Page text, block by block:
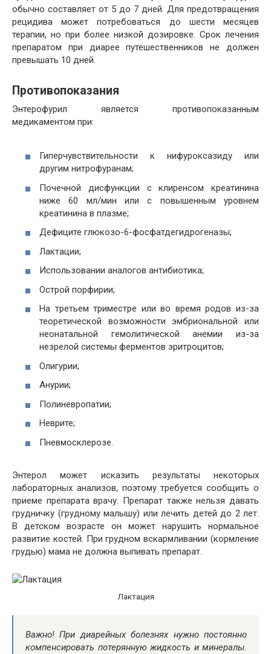
обычно составляет от 5 до 7 дней. Для предотвращения
рецидива может потребоваться до шести месяцев
терапии, но при более низкой дозировке. Срок лечения
препаратом при диарее путешественников не должен
превышать 10 дней.
Противопоказания
Энтерофурил является противопоказанным
медикаментом при:
Гиперчувствительности к нифуроксазиду или
другим нитрофуранам;
Почечной дисфункции с клиренсом креатинина
ниже 60 мл/мин или с повышенным уровнем
креатинина в плазме;
Дефиците глюкозо-6-фосфатдегидрогеназы;
Лактации;
Использовании аналогов антибиотика;
Острой порфирии;
На третьем триместре или во время родов из-за
теоретической возможности эмбриональной или
неонатальной гемолитической анемии из-за
незрелой системы ферментов эритроцитов;
Олигурии;
Анурии;
Полиневропатии;
Неврите;
Пневмосклерозе.
Энтерол может исказить результаты некоторых
лабораторных анализов, поэтому требуется сообщить о
приеме препарата врачу. Препарат также нельзя давать
грудничку (грудному малышу) или лечить детей до 2 лет.
В детском возрасте он может нарушить нормальное
развитие костей. При грудном вскармливании (кормление
грудью) мама не должна выпивать препарат.
Лактация
Важно! При диарейных болезнях нужно постоянно
компенсировать потерянную жидкость и минералы.